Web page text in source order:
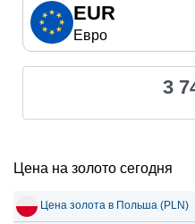
EUR
Евро
3
Цена на золото сегодня
Цена золота в Польша (PLN)